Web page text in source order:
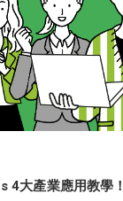
4大產業應用教學